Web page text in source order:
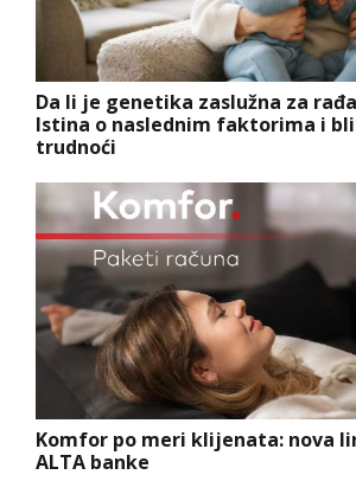
Da li je genetika zaslužna za
Istina o naslednim faktorima i
trudnoći
Komfor po meri klijenata: nova
ALTA banke